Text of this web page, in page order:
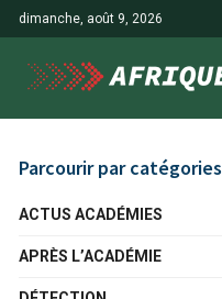
dimanche, août 9, 2026
Parcourir par catégories
ACTUS ACADÉMIES
APRÈS L’ACADÉMIE